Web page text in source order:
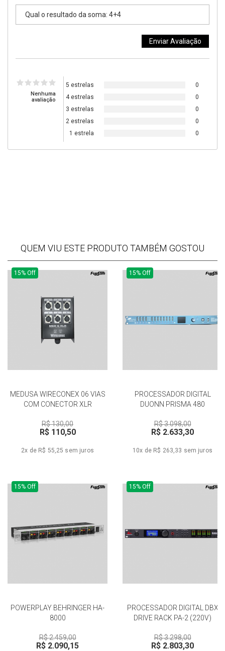
Nenhuma
avaliação
5 estrelas
0
4 estrelas
0
3 estrelas
0
2 estrelas
0
1 estrela
0
QUEM VIU ESTE PRODUTO TAMBÉM GOSTOU
15% Off
MEDUSA WIRECONEX 06 VIAS
COM CONECTOR XLR
R$ 130,00
R$ 110,50
2x de R$ 55,25 sem juros
15% Off
PROCESSADOR DIGITAL
DUONN PRISMA 480
R$ 3.098,00
R$ 2.633,30
10x de R$ 263,33 sem juros
15% Off
POWERPLAY BEHRINGER HA-
8000
R$ 2.459,00
R$ 2.090,15
15% Off
PROCESSADOR DIGITAL DBX
DRIVE RACK PA-2 (220V)
R$ 3.298,00
R$ 2.803,30